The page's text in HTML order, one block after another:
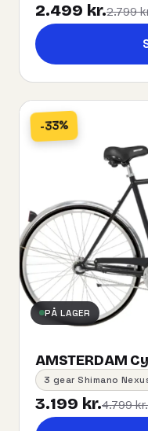
2.499 kr.2.799
-33%
PÅ LAGER
AMSTERDAM
3 gear Shimano
3.199 kr.4.799 kr.